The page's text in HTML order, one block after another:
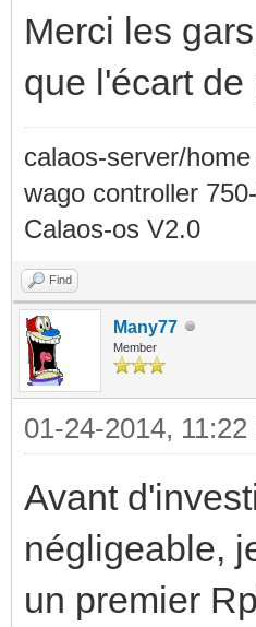
Merci les
que l'écart
calaos-server/
wago controller
Calaos-os V2.0
Find
Many77
Member
01-24-2014, 11:22
Avant
négligeable,
un premier